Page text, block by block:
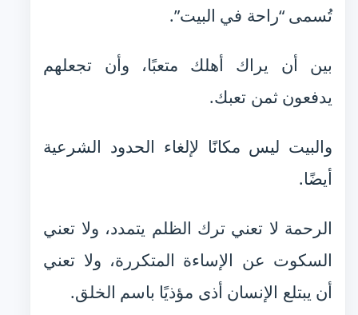
تُسمى “راحة في البيت”.
بين أن يراك أهلك متعبًا، وأن تجعلهم
يدفعون ثمن تعبك.
والبيت ليس مكانًا لإلغاء الحدود الشرعية
أيضًا.
الرحمة لا تعني ترك الظلم يتمدد، ولا تعني
السكوت عن الإساءة المتكررة، ولا تعني
أن يبتلع الإنسان أذى مؤذيًا باسم الخلق.